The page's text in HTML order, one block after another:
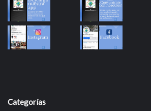
Categorías